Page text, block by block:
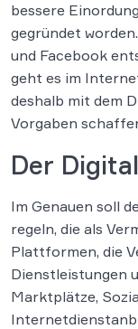
bessere
gegründet
und Facebook
geht es im
deshalb mit dem
Vorgaben
Der
Im Genauen soll
regeln, die als
Plattformen, die
Dienstleistungen
Marktplätze,